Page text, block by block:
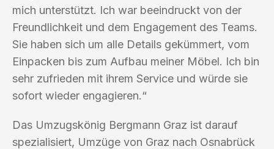
mich unterstützt. Ich war beeindruckt von der
Freundlichkeit und dem Engagement des Teams.
Sie haben sich um alle Details gekümmert, vom
Einpacken bis zum Aufbau meiner Möbel. Ich bin
sehr zufrieden mit ihrem Service und würde sie
sofort wieder engagieren.“
Das Umzugskönig Bergmann Graz ist darauf
spezialisiert, Umzüge von Graz nach Osnabrück